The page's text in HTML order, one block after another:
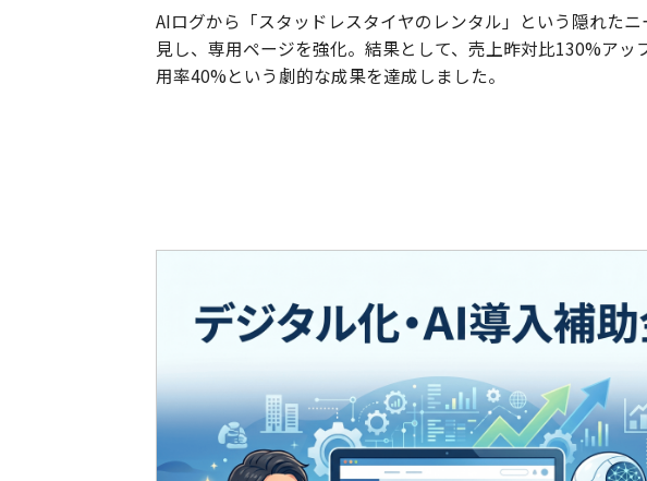
AIログから「スタッドレスタイヤのレンタル」という隠れたニ
見し、専用ページを強化。結果として、売上昨対比130%アッ
用率40%という劇的な成果を達成しました。